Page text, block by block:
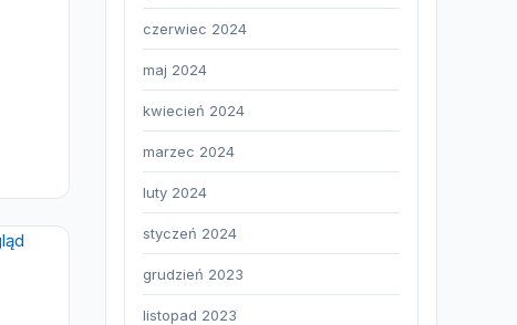
czerwiec 2024
maj 2024
kwiecień 2024
marzec 2024
luty 2024
styczeń 2024
grudzień 2023
listopad 2023